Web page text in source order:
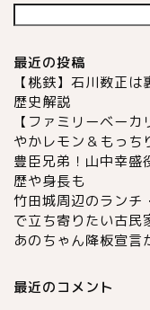
最近の投稿
【桃鉄】石川数正
歴史解説
【ファミリーベー
やかレモン＆もっち
豊臣兄弟！山中幸盛
歴や身長も
竹田城周辺のラン
で立ち寄りたい古民
あのちゃん降板宣言
最近のコメント